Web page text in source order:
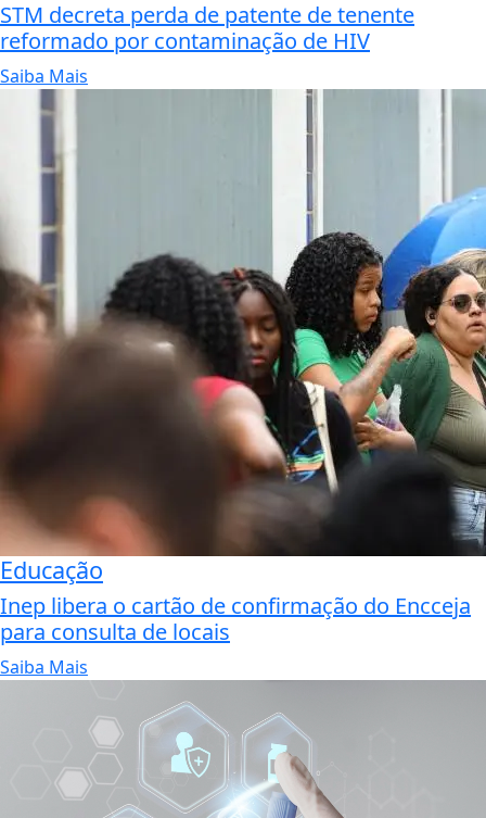
STM decreta perda de patente de tenente
reformado por contaminação de HIV
Saiba Mais
Educação
Inep libera o cartão de confirmação do Encceja
para consulta de locais
Saiba Mais